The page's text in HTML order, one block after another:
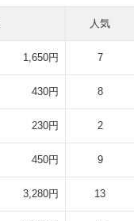
人気
1,650円 7
430円 8
230円 2
450円 9
3,280円 13